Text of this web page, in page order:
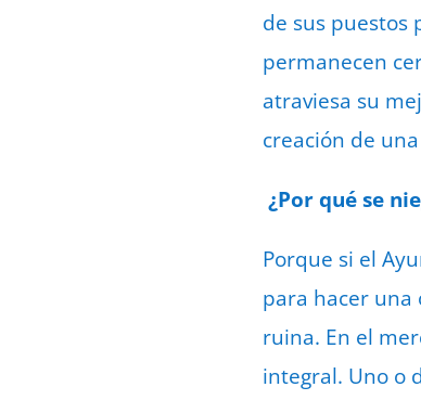
de sus puestos
permanecen
atraviesa su
creación de
¿Por qué se
Porque si el
para hacer una
ruina. En el
integral. Uno o